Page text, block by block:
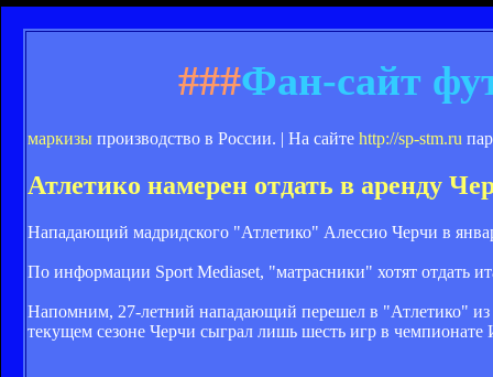
###Фан-сайт
маркизы производство в России. | На сайте http://sp-stm.ru
Атлетико намерен отдать в аренду
Нападающий мадридского "Атлетико" Алессио Черчи в
По информации Sport Mediaset, "матрасники" хотят отдать
Напомним, 27-летний нападающий перешел в "Атлетико" из
текущем сезоне Черчи сыграл лишь шесть игр в чемпионате